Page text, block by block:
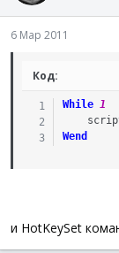
6 Мар 2011
Код:
While 1
Wend
и HotKeySet